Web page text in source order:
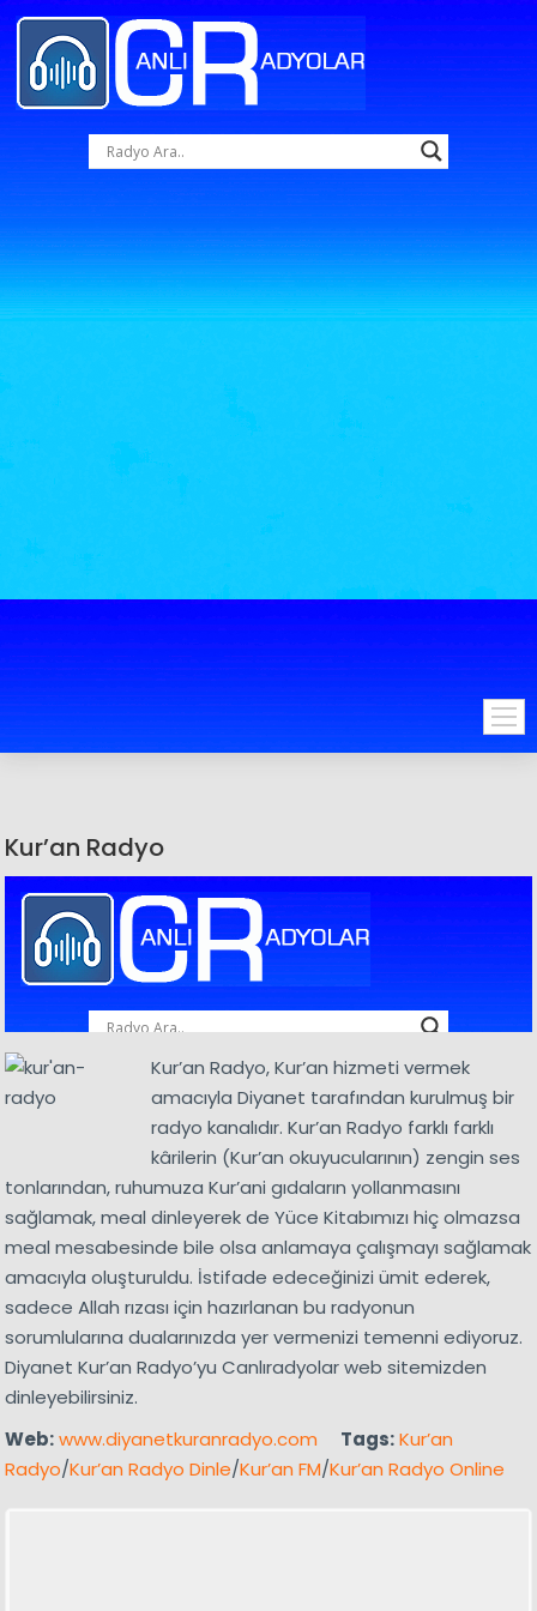
Kur’an Radyo
Kur’an Radyo, Kur’an hizmeti vermek
amacıyla Diyanet tarafından kurulmuş bir
radyo kanalıdır. Kur’an Radyo farklı farklı
kârilerin (Kur’an okuyucularının) zengin ses
tonlarından, ruhumuza Kur’ani gıdaların yollanmasını
sağlamak, meal dinleyerek de Yüce Kitabımızı hiç olmazsa
meal mesabesinde bile olsa anlamaya çalışmayı sağlamak
amacıyla oluşturuldu. İstifade edeceğinizi ümit ederek,
sadece Allah rızası için hazırlanan bu radyonun
sorumlularına dualarınızda yer vermenizi temenni ediyoruz.
Diyanet Kur’an Radyo’yu Canlıradyolar web sitemizden
dinleyebilirsiniz.
Web:www.diyanetkuranradyo.com Tags:Kur’an
Radyo/Kur’an Radyo Dinle/Kur’an FM/Kur’an Radyo Online